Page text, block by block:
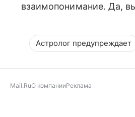
взаимопонимание. Да,
Астролог предупреждает
Mail.RuО компанииРеклама